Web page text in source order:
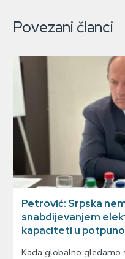
Povezani članci
Petrović: Srpska
snabdijevanjem
kapaciteti u
Kada globalno gledamo